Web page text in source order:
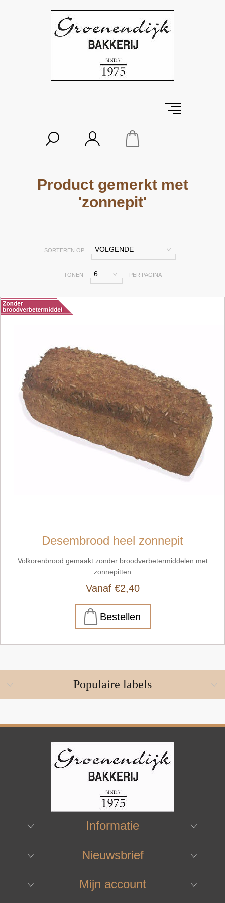
Product gemerkt met
'zonnepit'
SORTEREN OP VOLGENDE
TONEN 6 PER PAGINA
Desembrood heel zonnepit
Volkorenbrood gemaakt zonder broodverbetermiddelen met
zonnepitten
Vanaf €2,40
Populaire labels
Informatie
Nieuwsbrief
Mijn account